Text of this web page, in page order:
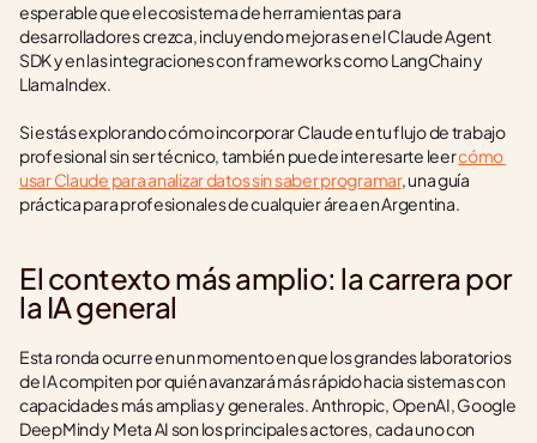
esperable que el ecosistema de herramientas para
desarrolladores crezca, incluyendo mejoras en el Claude Agent
SDK y en las integraciones con frameworks como LangChain y
LlamaIndex.
Si estás explorando cómo incorporar Claude en tu flujo de trabajo
profesional sin ser técnico, también puede interesarte leer cómo
usar Claude para analizar datos sin saber programar, una guía
práctica para profesionales de cualquier área en Argentina.
El contexto más amplio: la carrera por
la IA general
Esta ronda ocurre en un momento en que los grandes laboratorios
de IA compiten por quién avanzará más rápido hacia sistemas con
capacidades más amplias y generales. Anthropic, OpenAI, Google
DeepMind y Meta AI son los principales actores, cada uno con